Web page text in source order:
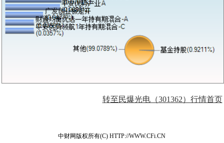
转至民爆光电（301362）行情首页
中财网版权所有(C) HTTP://WWW.CFi.CN